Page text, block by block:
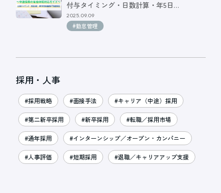
付与タイミング・日数計算・年5日…
2025.09.09
#勤怠管理
採用・人事
#採用戦略 #面接手法 #キャリア（中途）採用
#第二新卒採用 #新卒採用 #転職／採用市場
#通年採用 #インターンシップ／オープン・カンパニー
#人事評価 #短期採用 #退職／キャリアアップ支援